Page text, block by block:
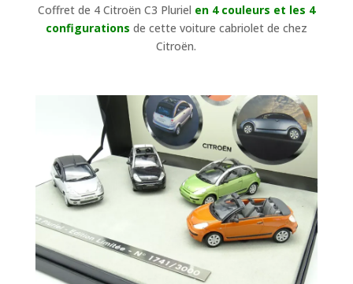
Coffret de 4 Citroën C3 Pluriel en 4 couleurs et les 4
configurations de cette voiture cabriolet de chez
Citroën.